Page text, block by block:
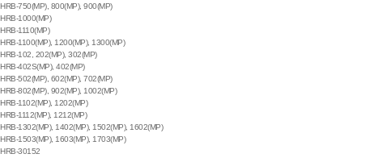
HRB-750(MP), 800(MP), 900(MP)
HRB-1000(MP)
HRB-1110(MP)
HRB-1100(MP), 1200(MP), 1300(MP)
HRB-102, 202(MP), 302(MP)
HRB-402S(MP), 402(MP)
HRB-502(MP), 602(MP), 702(MP)
HRB-802(MP), 902(MP), 1002(MP)
HRB-1102(MP), 1202(MP)
HRB-1112(MP), 1212(MP)
HRB-1302(MP), 1402(MP), 1502(MP), 1602(MP)
HRB-1503(MP), 1603(MP), 1703(MP)
HRB-30152